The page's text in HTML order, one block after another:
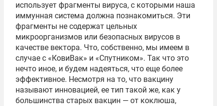
использует фрагменты вируса, с которыми наша
иммунная система должна познакомиться. Эти
фрагменты не содержат цельных
микроорганизмов или безопасных вирусов в
качестве вектора. Что, собственно, мы имеем в
случае с «КовиВак» и «Спутником». Так что это
нечто иное, и будем надеяться, что еще более
эффективное. Несмотря на то, что вакцину
называют инновацией, ее тип такой же, как у
большинства старых вакцин — от коклюша,